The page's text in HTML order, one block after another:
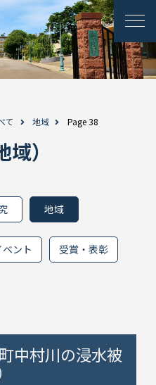
て 地域 Page 38
）
地域
ベント 受賞・表彰
中村川の浸水被